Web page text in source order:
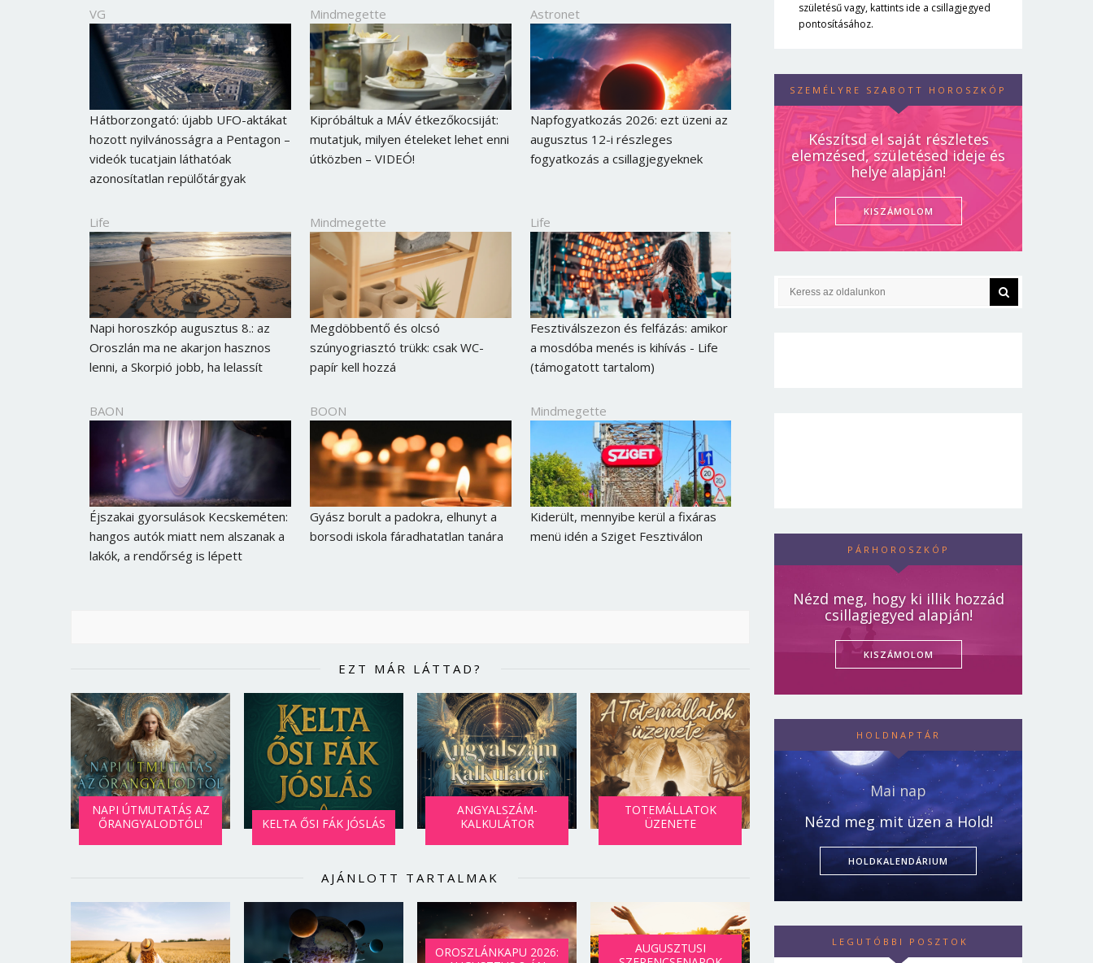
VG
Hátborzongató: újabb UFO-aktákat
hozott nyilvánosságra a Pentagon –
videók tucatjain láthatóak
azonosítatlan repülőtárgyak
Mindmegette
Kipróbáltuk a MÁV étkezőkocsiját:
mutatjuk, milyen ételeket lehet enni
útközben – VIDEÓ!
Astronet
Napfogyatkozás 2026: ezt üzeni az
augusztus 12-i részleges
fogyatkozás a csillagjegyeknek
Life
Napi horoszkóp augusztus 8.: az
Oroszlán ma ne akarjon hasznos
lenni, a Skorpió jobb, ha lelassít
Mindmegette
Megdöbbentő és olcsó
szúnyogriasztó trükk: csak WC-
papír kell hozzá
Life
Fesztiválszezon és felfázás: amikor
a mosdóba menés is kihívás - Life
(támogatott tartalom)
BAON
Éjszakai gyorsulások Kecskeméten:
hangos autók miatt nem alszanak a
lakók, a rendőrség is lépett
BOON
Gyász borult a padokra, elhunyt a
borsodi iskola fáradhatatlan tanára
Mindmegette
Kiderült, mennyibe kerül a fixáras
menü idén a Sziget Fesztiválon
EZT MÁR LÁTTAD?
NAPI ÚTMUTATÁS AZ
ŐRANGYALODTÓL!
KELTA ŐSI FÁK JÓSLÁS
ANGYALSZÁM-
KALKULÁTOR
TOTEMÁLLATOK
ÜZENETE
AJÁNLOTT TARTALMAK
OROSZLÁNKAPU 2026:
AUGUSZTUSI
születésű vagy, kattints ide a csillagjegyed
pontosításához.
SZEMÉLYRE SZABOTT HOROSZKÓP
Készítsd el saját részletes
elemzésed, születésed ideje és
helye alapján!
KISZÁMOLOM
PÁRHOROSZKÓP
Nézd meg, hogy ki illik hozzád
csillagjegyed alapján!
KISZÁMOLOM
HOLDNAPTÁR
Mai nap
Nézd meg mit üzen a Hold!
HOLDKALENDÁRIUM
LEGUTÓBBI POSZTOK